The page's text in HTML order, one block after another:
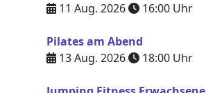
11 Aug. 2026
16:00 Uhr
Pilates am Abend
13 Aug. 2026
18:00 Uhr